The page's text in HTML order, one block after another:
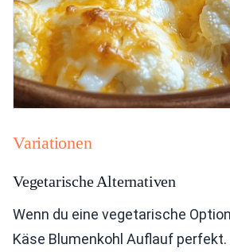
Variationen
Vegetarische Alternativen
Wenn du eine vegetarische
Käse Blumenkohl Auflauf